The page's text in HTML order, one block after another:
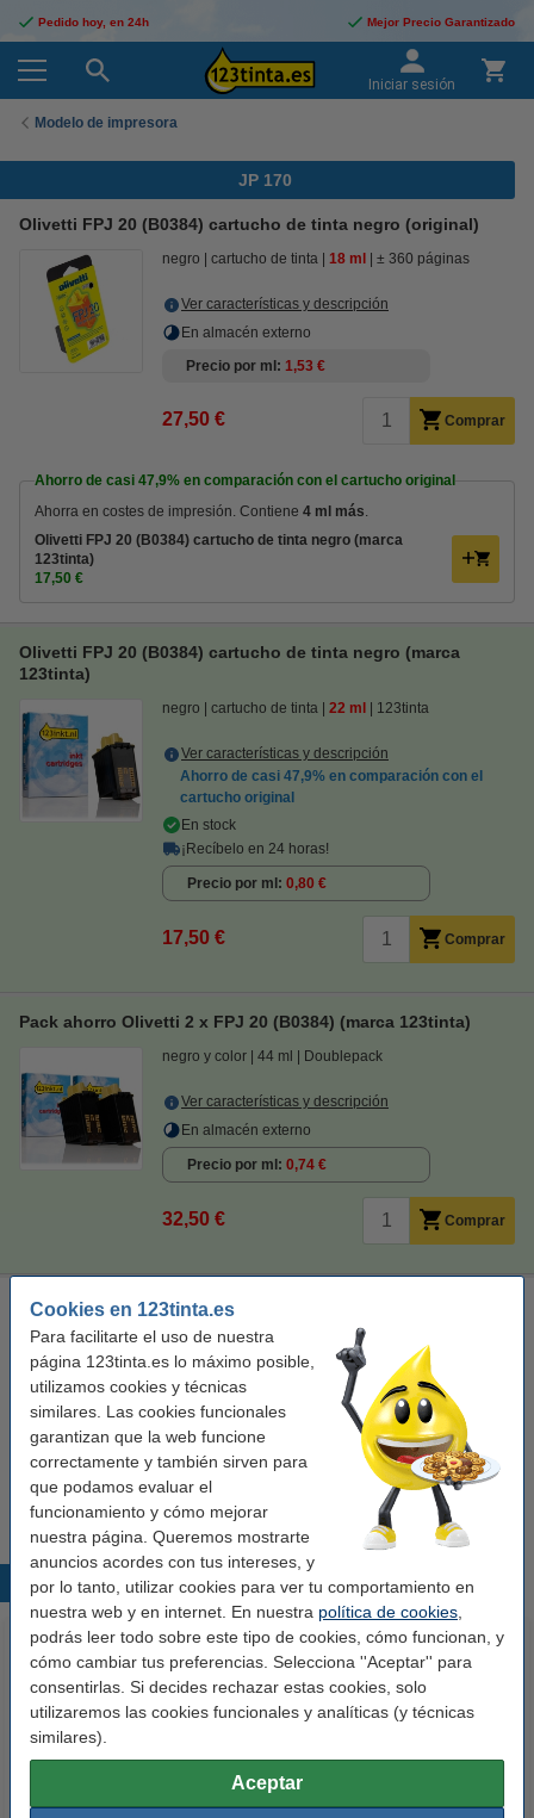
Cookies en 123tinta.es
Para facilitarte el uso de nuestra
página 123tinta.es lo máximo posible,
utilizamos cookies y técnicas
similares. Las cookies funcionales
garantizan que la web funcione
correctamente y también sirven para
que podamos evaluar el
funcionamiento y cómo mejorar
nuestra página. Queremos mostrarte
anuncios acordes con tus intereses, y
por lo tanto, utilizar cookies para ver tu comportamiento en
nuestra web y en internet. En nuestra política de cookies
podrás leer todo sobre este tipo de cookies, cómo funcionan, y
cómo cambiar tus preferencias. Selecciona ''Aceptar'' para
consentirlas. Si decides rechazar estas cookies, solo
utilizaremos las cookies funcionales y analíticas (y técnicas
similares).
Aceptar
Pedido hoy, en 24h Mejor Precio Garantizado
Iniciar sesión
Modelo de impresora
JP 170
Olivetti FPJ 20 (B0384) cartucho de tinta negro (original)
negro cartucho de tinta 18 ml ± 360 páginas
Ver características y descripción
En almacén externo
Precio por ml
1,53 €
27,50 € Comprar
Ahorro de casi 47,9% en comparación con el cartucho original
Ahorra en costes de impresión. Contiene 4 ml más.
Olivetti FPJ 20 (B0384) cartucho de tinta negro (marca
123tinta)
17,50 €
Olivetti FPJ 20 (B0384) cartucho de tinta negro (marca
123tinta)
negro cartucho de tinta 22 ml 123tinta
Ver características y descripción
Ahorro de casi 47,9% en comparación con el
cartucho original
En stock
¡Recíbelo en 24 horas!
Precio por ml 0,80 €
17,50 € Comprar
Pack ahorro Olivetti 2 x FPJ 20 (B0384) (marca 123tinta)
negro y color 44 ml Doublepack
Ver características y descripción
En almacén externo
Precio por ml 0,74 €
32,50 € Comprar
Olivetti FPJ 26 (84436 G) cabezal de impresion color
tres colores cabezal de inyección de tinta
Ver características y descripción
En almacén externo
41,50 € Comprar
Productos destacados
123tinta Papel fotográfico
123tinta Pilas Alcalinas Xtreme